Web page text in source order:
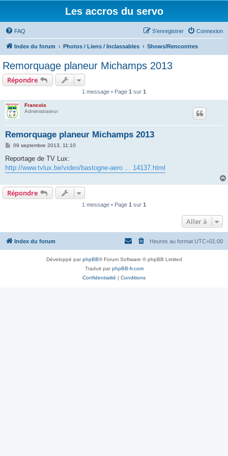
Les accros du servo
FAQ Connexion
S’enregistrer
Index du forum Photos / Liens / Inclassables Shows/Rencontres
Remorquage planeur Michamps 2013
Répondre
1 message • Page 1 sur 1
Francois
Administrateur
Remorquage planeur Michamps 2013
M
s
s
a
09 septembre 2013, 11:10
Reportage de TV Lux:
http://www.tvlux.be/video/bastogne-aero ... 14137.html
Répondre
1 message • Page 1 sur 1
Aller à
Index du forum Heures au format UTC+01:00
Développé parphpBB® Forum Software © phpBB Limited
Traduit parphpBB-fr.com
Confidentialité | Conditions